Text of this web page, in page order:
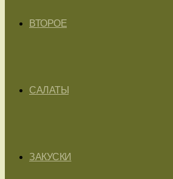
ВТОРОЕ
САЛАТЫ
ЗАКУСКИ